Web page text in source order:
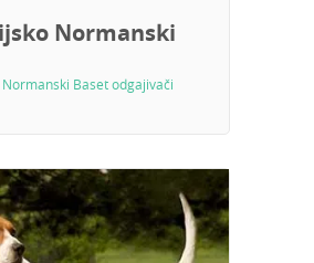
Normanski
Baset odgajivači